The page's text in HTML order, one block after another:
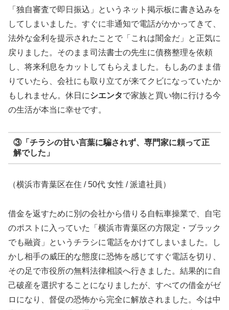
「独自審査で即日振込」というネット掲示板に書き込みを
してしまいました。すぐに非通知で電話がかかってきて、
法外な金利を提示されたことで「これは闇金だ」と正気に
戻りました。そのまま司法書士の先生に債務整理を依頼
し、将来利息をカットしてもらえました。もしあのまま借
りていたら、会社にも取り立てが来てクビになっていたか
もしれません。休日にシエンタで家族と買い物に行ける今
の生活が本当に幸せです。
③「チラシの甘い言葉に騙されず、専門家に頼って正
解でした」
（横浜市青葉区在住 / 50代 女性 / 派遣社員）
借金を返すために別の会社から借りる自転車操業で、自宅
のポストに入っていた「横浜市青葉区の方限定・ブラック
でも融資」というチラシに電話をかけてしまいました。し
かし相手の威圧的な態度に恐怖を感じてすぐ電話を切り、
その足で市役所の無料法律相談へ行きました。結果的に自
己破産を選択することになりましたが、すべての借金がゼ
ロになり、督促の恐怖から完全に解放されました。今は中